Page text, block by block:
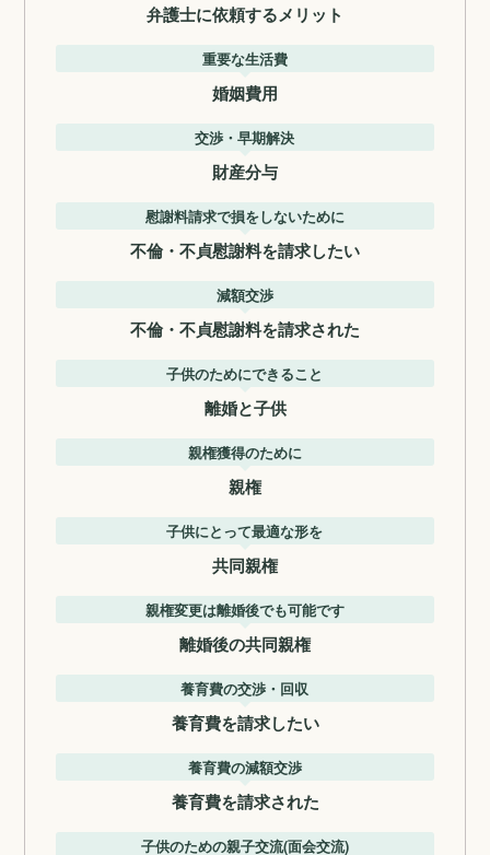
弁護士に依頼するメリット
重要な生活費
婚姻費用
交渉・早期解決
財産分与
慰謝料請求で損をしないために
不倫・不貞慰謝料を請求したい
減額交渉
不倫・不貞慰謝料を請求された
子供のためにできること
離婚と子供
親権獲得のために
親権
子供にとって最適な形を
共同親権
親権変更は離婚後でも可能です
離婚後の共同親権
養育費の交渉・回収
養育費を請求したい
養育費の減額交渉
養育費を請求された
子供のための親子交流(面会交流)